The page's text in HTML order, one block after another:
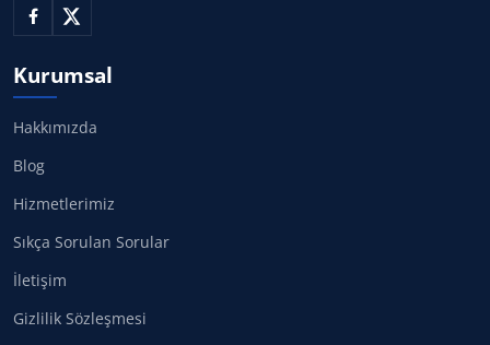
Kurumsal
Hakkımızda
Blog
Hizmetlerimiz
Sıkça Sorulan Sorular
İletişim
Gizlilik Sözleşmesi